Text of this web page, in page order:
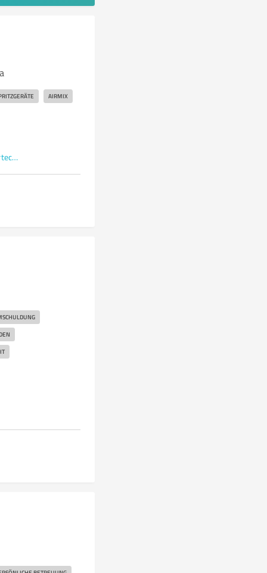
AIRMIX
www.facebook.com/proteuslackiertechnik/